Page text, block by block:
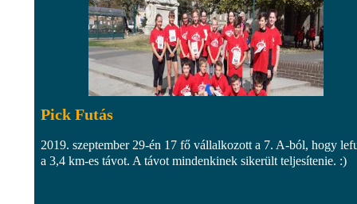
Pick Futás
2019. szeptember 29-én 17 fő vállalkozott a 7. A-ból, hogy
a 3,4 km-es távot. A távot mindenkinek sikerült teljesítenie. :)